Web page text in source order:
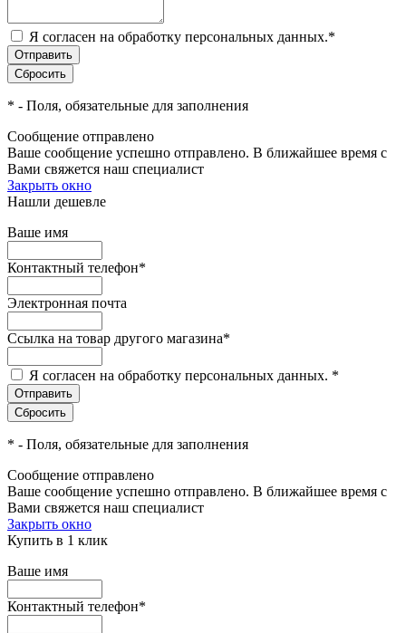
Я согласен на обработку персональных данных.*
* - Поля, обязательные для заполнения
Сообщение отправлено
Ваше сообщение успешно отправлено. В ближайшее время с
Вами свяжется наш специалист
Закрыть окно
Нашли дешевле
Ваше имя
Контактный телефон*
Электронная почта
Ссылка на товар другого магазина*
Я согласен на обработку персональных данных. *
* - Поля, обязательные для заполнения
Сообщение отправлено
Ваше сообщение успешно отправлено. В ближайшее время с
Вами свяжется наш специалист
Закрыть окно
Купить в 1 клик
Ваше имя
Контактный телефон*